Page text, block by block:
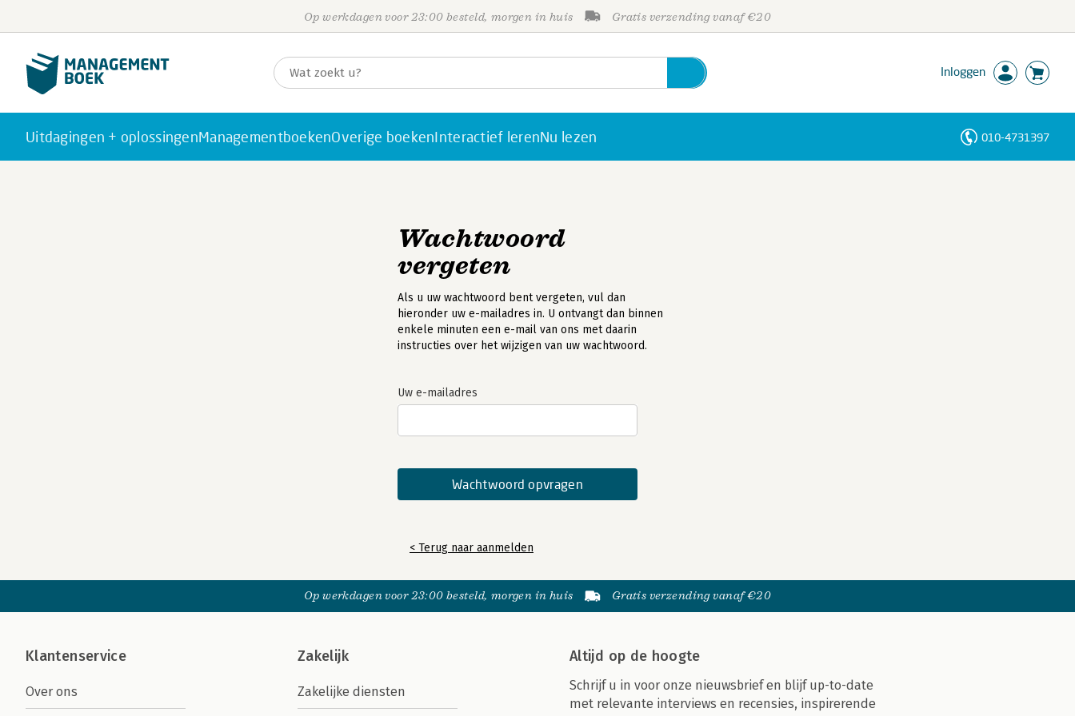
Op werkdagen voor 23:00 besteld, morgen in huis Gratis verzending vanaf €20
Inloggen
Uitdagingen + oplossingenManagementboekenOverige boekenInteractief lerenNu lezen 010-4731397
Wachtwoord
vergeten
Als u uw wachtwoord bent vergeten, vul dan
hieronder uw e-mailadres in. U ontvangt dan binnen
enkele minuten een e-mail van ons met daarin
instructies over het wijzigen van uw wachtwoord.
Uw e-mailadres
< Terug naar aanmelden
Op werkdagen voor 23:00 besteld, morgen in huis Gratis verzending vanaf €20
Klantenservice
Over ons
Zakelijk
Zakelijke diensten
Altijd op de hoogte
Schrijf u in voor onze nieuwsbrief en blijf up-to-date
met relevante interviews en recensies, inspirerende
Personen